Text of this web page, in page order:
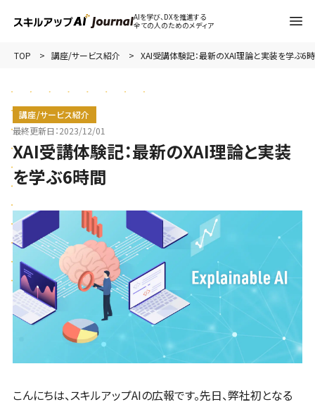
AIを学び、DXを推進する
全ての人のためのメディア
TOP 講座/サービス紹介 XAI受講体験記：最新のXAI理論と実装を学ぶ6
講座/サービス紹介
最終更新日：2023/12/01
XAI受講体験記：最新のXAI理論と実装
を学ぶ6時間
こんにちは、スキルアップAIの広報です。先日、弊社初となる